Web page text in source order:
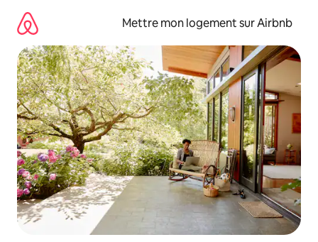
directement
contenu
Mettre mon logement sur Airbnb